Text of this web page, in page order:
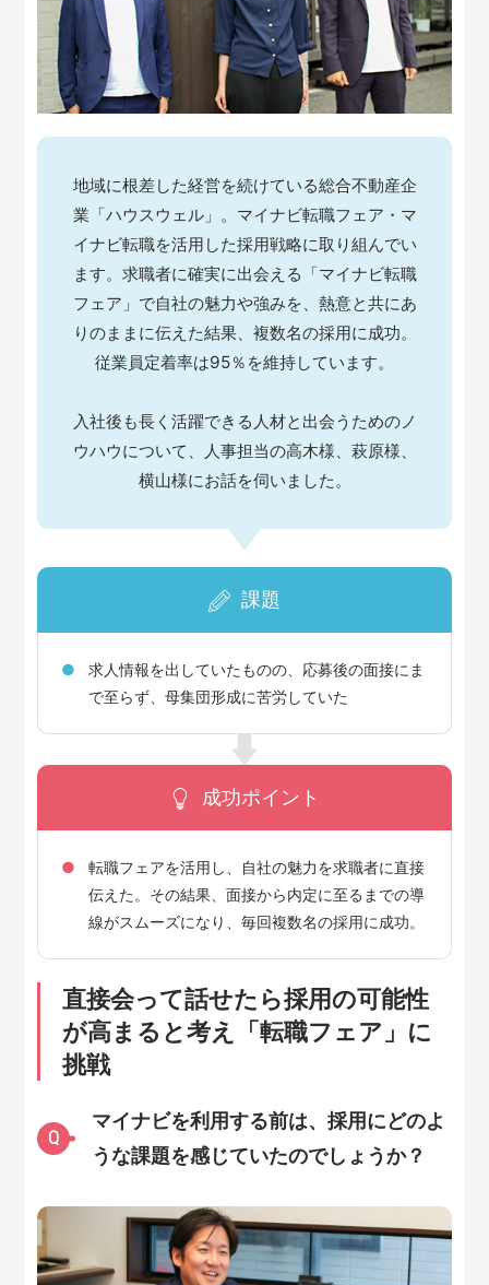
地域に根差した経営を続けている総合不動産企
業「ハウスウェル」。マイナビ転職フェア・マ
イナビ転職を活用した採用戦略に取り組んでい
ます。求職者に確実に出会える「マイナビ転職
フェア」で自社の魅力や強みを、熱意と共にあ
りのままに伝えた結果、複数名の採用に成功。
従業員定着率は95％を維持しています。
入社後も長く活躍できる人材と出会うためのノ
ウハウについて、人事担当の高木様、萩原様、
横山様にお話を伺いました。
課題
求人情報を出していたものの、応募後の面接にま
で至らず、母集団形成に苦労していた
成功ポイント
転職フェアを活用し、自社の魅力を求職者に直接
伝えた。その結果、面接から内定に至るまでの導
線がスムーズになり、毎回複数名の採用に成功。
直接会って話せたら採用の可能性
が高まると考え「転職フェア」に
挑戦
Q
マイナビを利用する前は、採用にどのよ
うな課題を感じていたのでしょうか？